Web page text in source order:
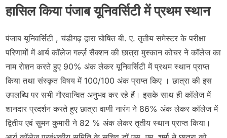
हासिल किया पंजाब यूनिवर्सिटी में प्रथम स्थान
पंजाब यूनिवर्सिटी , चंडीगढ़ द्वारा घोषित बी. ए. तृतीय समेस्टर के परीक्षा
परिणामों में आर्य कॉलेज गर्ल्ज़ सैक्शन की छात्रा मुस्कान कोचर ने कॉलेज का
नाम रोशन करते हुए 90% अंक लेकर यूनिवर्सिटी में प्रथम स्थान प्राप्त
किया तथा संस्कृत विषय में 100/100 अंक प्राप्त किए । छात्रा की इस
उपलब्धि पर सभी गौरवान्वित अनुभव कर रहे हैं। इसके साथ ही कॉलेज में
शानदार प्रदर्शन करते हुए छात्रा वाणी नारंग ने 86% अंक लेकर कॉलेज में
द्वितीय एवं सुमन कुमारी ने 82 % अंक लेकर तृतीय स्थान प्राप्त किया।